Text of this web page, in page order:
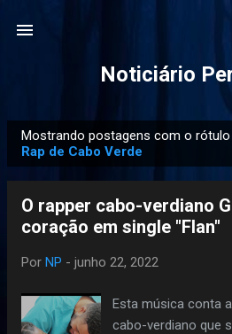
Noticiário
o
Mostrando postagens com o rótulo
Rap de Cabo Verde
O rapper cabo-verdiano
coração em single "Flan"
Por NP - junho 22, 2022
Esta música conta
cabo-verdiano que